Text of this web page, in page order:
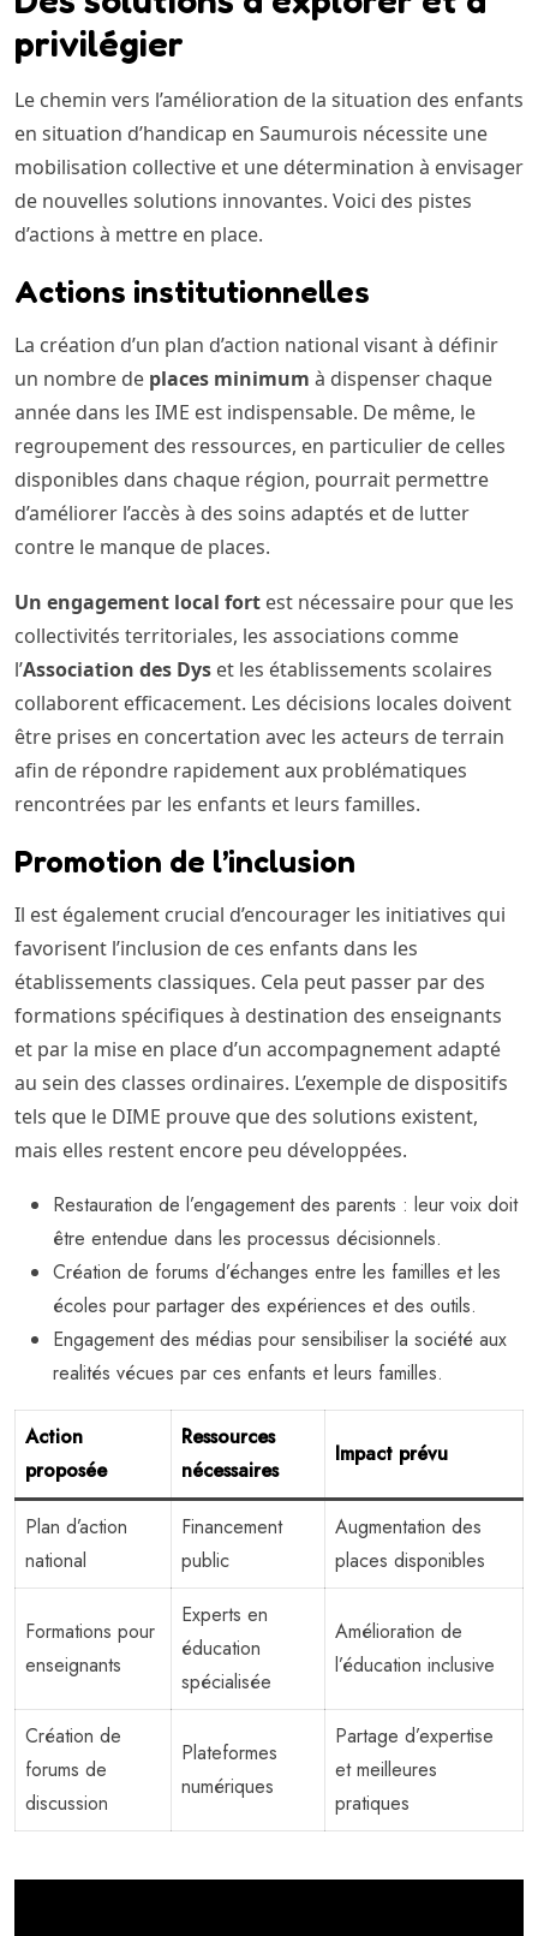
privilégier
Le chemin vers l’amélioration de la situation des enfants
en situation d’handicap en Saumurois nécessite une
mobilisation collective et une détermination à envisager
de nouvelles solutions innovantes. Voici des pistes
d’actions à mettre en place.
Actions institutionnelles
La création d’un plan d’action national visant à définir
un nombre de places minimum à dispenser chaque
année dans les IME est indispensable. De même, le
regroupement des ressources, en particulier de celles
disponibles dans chaque région, pourrait permettre
d’améliorer l’accès à des soins adaptés et de lutter
contre le manque de places.
Un engagement local fort est nécessaire pour que les
collectivités territoriales, les associations comme
l’Association des Dys et les établissements scolaires
collaborent efficacement. Les décisions locales doivent
être prises en concertation avec les acteurs de terrain
afin de répondre rapidement aux problématiques
rencontrées par les enfants et leurs familles.
Promotion de l’inclusion
Il est également crucial d’encourager les initiatives qui
favorisent l’inclusion de ces enfants dans les
établissements classiques. Cela peut passer par des
formations spécifiques à destination des enseignants
et par la mise en place d’un accompagnement adapté
au sein des classes ordinaires. L’exemple de dispositifs
tels que le DIME prouve que des solutions existent,
mais elles restent encore peu développées.
Restauration de l’engagement des parents : leur voix doit
être entendue dans les processus décisionnels.
Création de forums d’échanges entre les familles et les
écoles pour partager des expériences et des outils.
Engagement des médias pour sensibiliser la société aux
realités vécues par ces enfants et leurs familles.
Action
proposée
Ressources
nécessaires
Impact prévu
Plan d’action
national
Financement
public
Augmentation des
places disponibles
Formations pour
enseignants
Experts en
éducation
spécialisée
Amélioration de
l’éducation inclusive
Création de
forums de
discussion
Plateformes
numériques
Partage d’expertise
et meilleures
pratiques